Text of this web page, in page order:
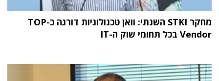
מחקר STKI השנתי: וואן טכנולוגיות דורגה כ-TOP
Vendor בכל תחומי שוק ה-IT